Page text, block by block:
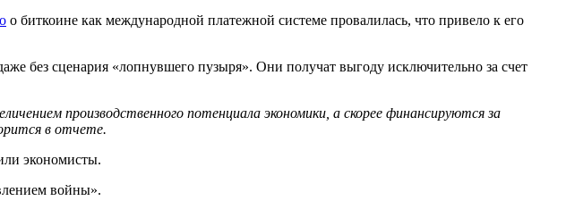
о биткоине как международной платежной системе провалилась, что привело к его
без сценария «лопнувшего пузыря». Они получат выгоду исключительно за счет
производственного потенциала экономики, а скорее финансируются за
в отчете.
экономисты.
войны».